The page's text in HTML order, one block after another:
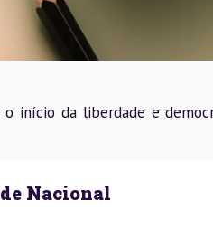
início da liberdade e
Nacional